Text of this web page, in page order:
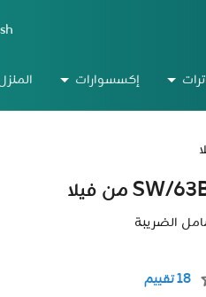
إكسسوارات
الضريبة
18 تقييم